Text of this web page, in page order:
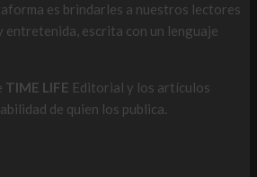
es brindarles a nuestros lectores
escrita con un lenguaje
TIME LIFE Editorial y los artículos
de quien los publica.